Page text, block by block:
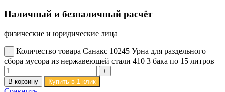
Наличный и безналичный расчёт
физические и юридические лица
Количество товара Санакс 10245 Урна для раздельного
сбора мусора из нержавеющей стали 410 3 бака по 15 литров
В корзину Купить в 1 клик